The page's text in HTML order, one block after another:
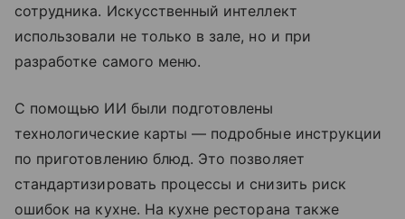
сотрудника. Искусственный интеллект
использовали не только в зале, но и при
разработке самого меню.
С помощью ИИ были подготовлены
технологические карты — подробные инструкции
по приготовлению блюд. Это позволяет
стандартизировать процессы и снизить риск
ошибок на кухне. На кухне ресторана также